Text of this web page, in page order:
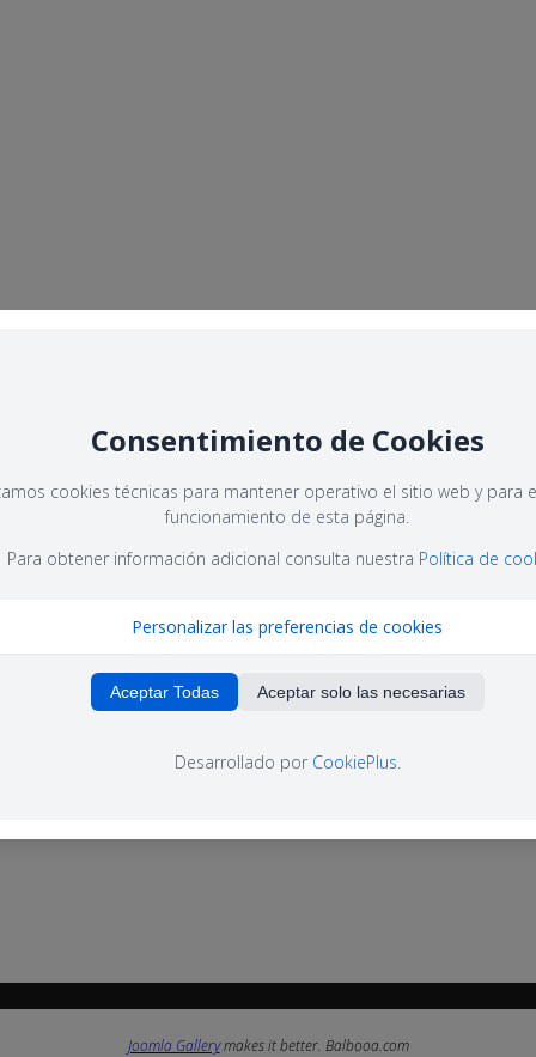
Joomla Gallerymakes it better. Balbooa.com
Consentimiento de Cookies
cookies técnicas para mantener operativo el sitio web y para
funcionamiento de esta página.
Para obtener información adicional consulta nuestra Política de
Personalizar las preferencias de cookies
Aceptar Todas Aceptar solo las necesarias
Desarrollado por CookiePlus.